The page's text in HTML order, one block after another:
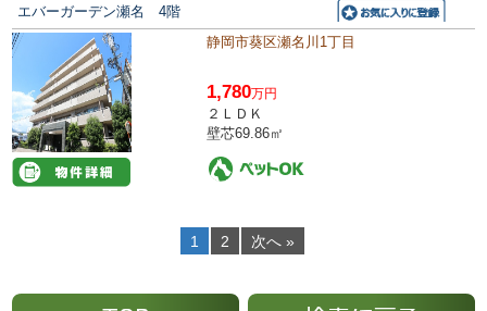
エバーガーデン瀬名 4階
静岡市葵区瀬名川1丁目
1,780万円
２ＬＤＫ
壁芯69.86㎡
1 2 次へ »